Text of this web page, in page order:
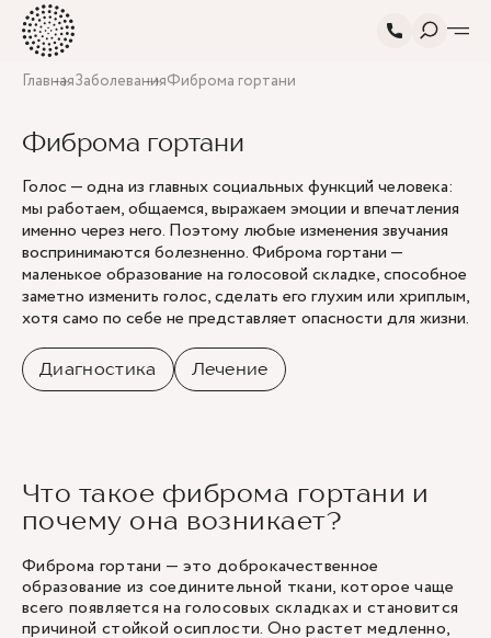
ГлавнаяЗаболеванияФиброма гортани
Фиброма гортани
Голос — одна из главных социальных функций человека:
мы работаем, общаемся, выражаем эмоции и впечатления
именно через него. Поэтому любые изменения звучания
воспринимаются болезненно. Фиброма гортани —
маленькое образование на голосовой складке, способное
заметно изменить голос, сделать его глухим или хриплым,
хотя само по себе не представляет опасности для жизни.
Диагностика Лечение
Что такое фиброма гортани и
почему она возникает?
Фиброма гортани — это доброкачественное
образование из соединительной ткани, которое чаще
всего появляется на голосовых складках и становится
причиной стойкой осиплости. Оно растет медленно,